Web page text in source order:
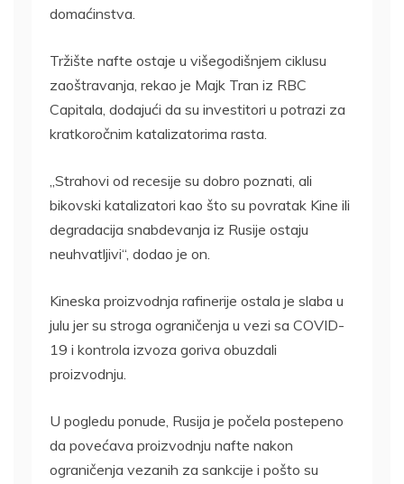
domaćinstva.
Tržište nafte ostaje u višegodišnjem ciklusu
zaoštravanja, rekao je Majk Tran iz RBC
Capitala, dodajući da su investitori u potrazi za
kratkoročnim katalizatorima rasta.
„Strahovi od recesije su dobro poznati, ali
bikovski katalizatori kao što su povratak Kine ili
degradacija snabdevanja iz Rusije ostaju
neuhvatljivi“, dodao je on.
Kineska proizvodnja rafinerije ostala je slaba u
julu jer su stroga ograničenja u vezi sa COVID-
19 i kontrola izvoza goriva obuzdali
proizvodnju.
U pogledu ponude, Rusija je počela postepeno
da povećava proizvodnju nafte nakon
ograničenja vezanih za sankcije i pošto su